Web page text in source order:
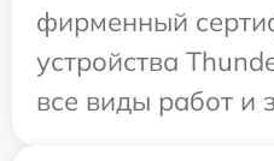
фирменный
устройства
все виды работ и